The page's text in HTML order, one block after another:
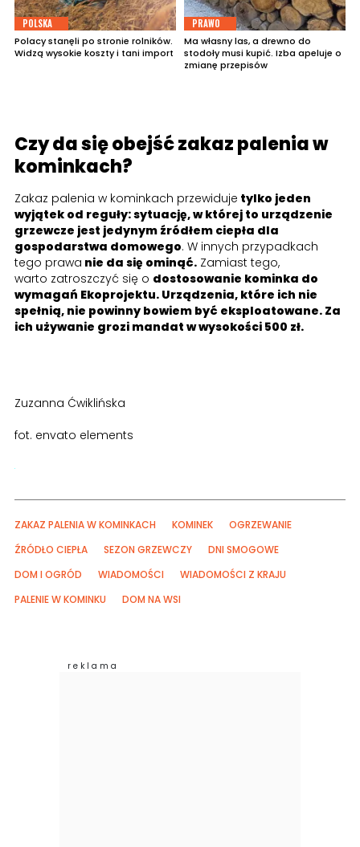
POLSKA
Polacy stanęli po stronie rolników.
Widzą wysokie koszty i tani import
PRAWO
Ma własny las, a drewno do
stodoły musi kupić. Izba apeluje o
zmianę przepisów
Czy da się obejść zakaz palenia w
kominkach?
Zakaz palenia w kominkach przewiduje tylko jeden
wyjątek od reguły: sytuację, w której to urządzenie
grzewcze jest jedynym źródłem ciepła dla
gospodarstwa domowego. W innych przypadkach
tego prawa nie da się ominąć. Zamiast tego,
warto zatroszczyć się o dostosowanie kominka do
wymagań Ekoprojektu. Urządzenia, które ich nie
spełnią, nie powinny bowiem być eksploatowane. Za
ich używanie grozi mandat w wysokości 500 zł.
Zuzanna Ćwiklińska
fot. envato elements
ZAKAZ PALENIA W KOMINKACH KOMINEK
OGRZEWANIE
ŹRÓDŁO CIEPŁA
SEZON GRZEWCZY
DNI SMOGOWE
DOM I OGRÓD
WIADOMOŚCI
WIADOMOŚCI Z KRAJU
PALENIE W KOMINKU
DOM NA WSI